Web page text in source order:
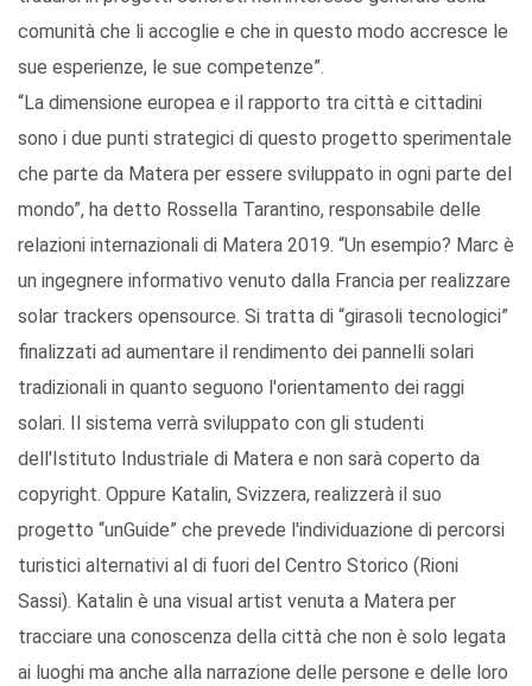
comunità che li accoglie e che in questo modo accresce le
sue esperienze, le sue competenze”.
“La dimensione europea e il rapporto tra città e cittadini
sono i due punti strategici di questo progetto sperimentale
che parte da Matera per essere sviluppato in ogni parte del
mondo”, ha detto Rossella Tarantino, responsabile delle
relazioni internazionali di Matera 2019. “Un esempio? Marc è
un ingegnere informativo venuto dalla Francia per realizzare
solar trackers opensource. Si tratta di “girasoli tecnologici”
finalizzati ad aumentare il rendimento dei pannelli solari
tradizionali in quanto seguono l'orientamento dei raggi
solari. Il sistema verrà sviluppato con gli studenti
dell'Istituto Industriale di Matera e non sarà coperto da
copyright. Oppure Katalin, Svizzera, realizzerà il suo
progetto “unGuide” che prevede l'individuazione di percorsi
turistici alternativi al di fuori del Centro Storico (Rioni
Sassi). Katalin è una visual artist venuta a Matera per
tracciare una conoscenza della città che non è solo legata
ai luoghi ma anche alla narrazione delle persone e delle loro